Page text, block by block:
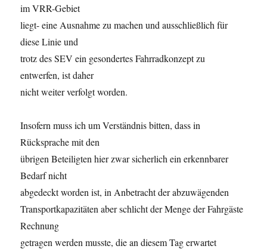
im VRR-Gebiet
liegt- eine Ausnahme zu machen und ausschließlich für
diese Linie und
trotz des SEV ein gesondertes Fahrradkonzept zu
entwerfen, ist daher
nicht weiter verfolgt worden.
Insofern muss ich um Verständnis bitten, dass in
Rücksprache mit den
übrigen Beteiligten hier zwar sicherlich ein erkennbarer
Bedarf nicht
abgedeckt worden ist, in Anbetracht der abzuwägenden
Transportkapazitäten aber schlicht der Menge der Fahrgäste
Rechnung
getragen werden musste, die an diesem Tag erwartet